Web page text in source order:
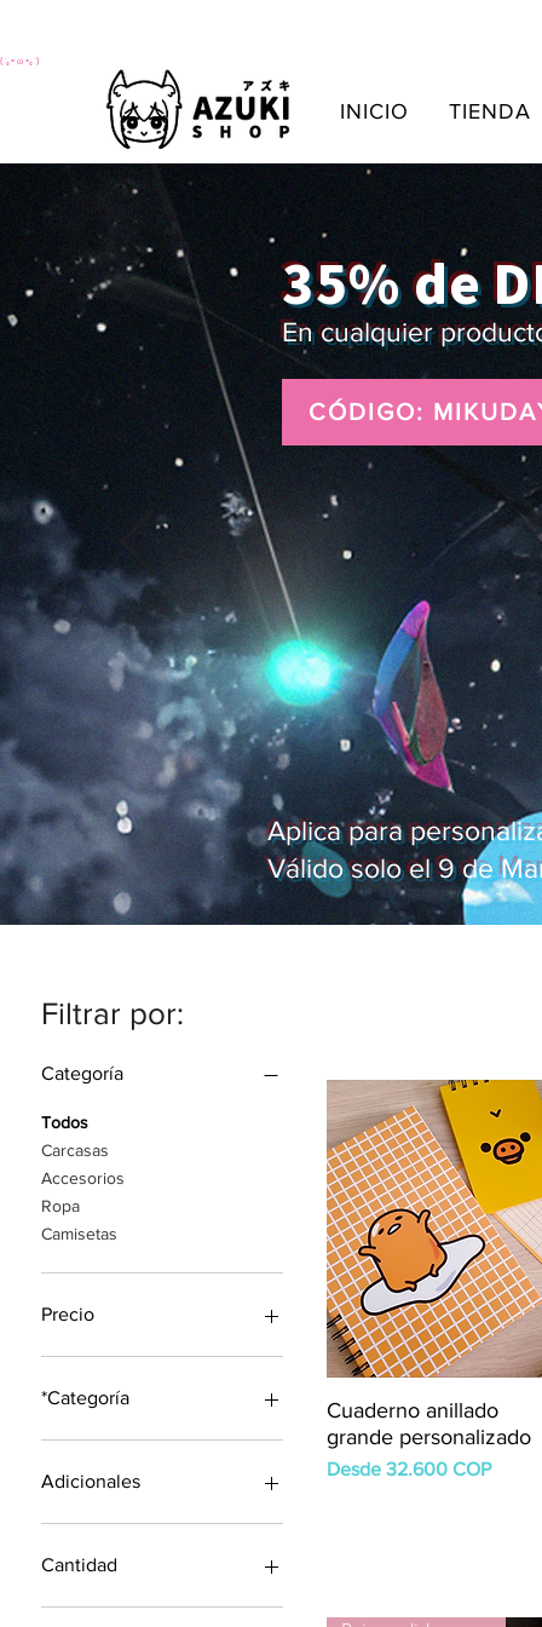
(´｡• ω •｡`)
INICIO TIENDA
35% de
En cualquier
CÓDIGO:
Aplica para
Válido solo el 9 de
Filtrar por:
Categoría
Todos
Carcasas
Accesorios
Ropa
Camisetas
Precio
1500 COP
*Categoría
Agendas
Agendas de bolsillo
Adicionales
Bolsillos para todas las
materias
Cantidad
De 100 a 199 unidades
Cuaderno anillado
grande personalizado
Desde 32.600 COP
Precio de oferta